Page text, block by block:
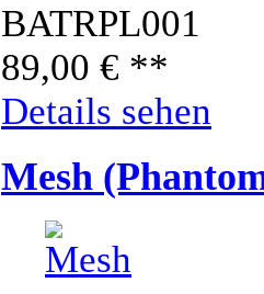
BATRPL001
89,00 € **
Details sehen
Mesh